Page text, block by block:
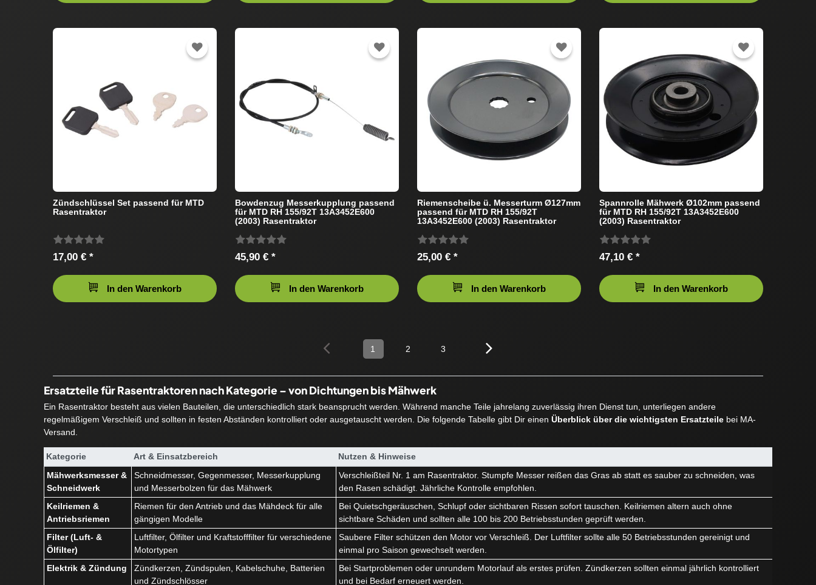
Zündschlüssel Set passend für MTD
Rasentraktor
17,00 € *
In den Warenkorb
Bowdenzug Messerkupplung passend
für MTD RH 155/92T 13A3452E600
(2003) Rasentraktor
45,90 € *
In den Warenkorb
Riemenscheibe ü. Messerturm Ø127mm
passend für MTD RH 155/92T
13A3452E600 (2003) Rasentraktor
25,00 € *
In den Warenkorb
Spannrolle Mähwerk Ø102mm passend
für MTD RH 155/92T 13A3452E600
(2003) Rasentraktor
47,10 € *
In den Warenkorb
1 2 3
Ersatzteile für Rasentraktoren nach Kategorie – von Dichtungen bis Mähwerk
Ein Rasentraktor besteht aus vielen Bauteilen, die unterschiedlich stark beansprucht werden. Während manche Teile jahrelang zuverlässig ihren Dienst tun, unterliegen andere
regelmäßigem Verschleiß und sollten in festen Abständen kontrolliert oder ausgetauscht werden. Die folgende Tabelle gibt Dir einen Überblick über die wichtigsten Ersatzteile bei MA-
Versand.
Kategorie Art & Einsatzbereich
Nutzen & Hinweise
Mähwerksmesser &
Schneidwerk
Schneidmesser, Gegenmesser, Messerkupplung
und Messerbolzen für das Mähwerk
Verschleißteil Nr. 1 am Rasentraktor. Stumpfe Messer reißen das Gras ab statt es sauber zu schneiden, was
den Rasen schädigt. Jährliche Kontrolle empfohlen.
Keilriemen &
Antriebsriemen
Riemen für den Antrieb und das Mähdeck für alle
gängigen Modelle
Bei Quietschgeräuschen, Schlupf oder sichtbaren Rissen sofort tauschen. Keilriemen altern auch ohne
sichtbare Schäden und sollten alle 100 bis 200 Betriebsstunden geprüft werden.
Filter (Luft- &
Ölfilter)
Luftfilter, Ölfilter und Kraftstofffilter für verschiedene
Motortypen
Saubere Filter schützen den Motor vor Verschleiß. Der Luftfilter sollte alle 50 Betriebsstunden gereinigt und
einmal pro Saison gewechselt werden.
Elektrik & Zündung
Zündkerzen, Zündspulen, Kabelschuhe, Batterien
und Zündschlösser
Bei Startproblemen oder unrundem Motorlauf als erstes prüfen. Zündkerzen sollten einmal jährlich kontrolliert
und bei Bedarf erneuert werden.